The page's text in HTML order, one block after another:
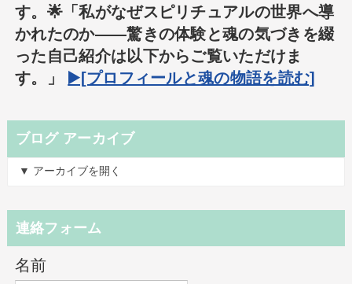
す。🌟「私がなぜスピリチュアルの世界へ導
かれたのか――驚きの体験と魂の気づきを綴
った自己紹介は以下からご覧いただけま
す。」
▶️[プロフィールと魂の物語を読む]
ブログ アーカイブ
▼ アーカイブを開く
連絡フォーム
名前